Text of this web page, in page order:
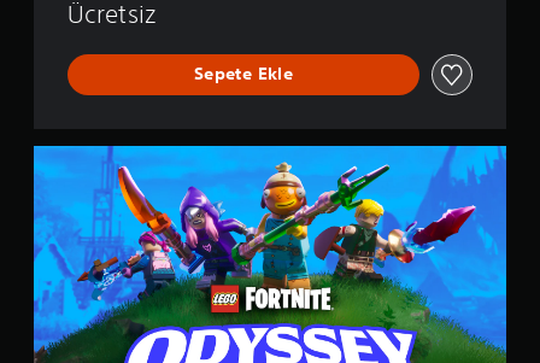
Ücretsiz
Sepete Ekle
E
G
O
®
F
o
r
t
n